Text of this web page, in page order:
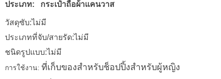
ประเภท: กระเป๋าถือผ้าแคนวาส
วัสดุซับ:ไม่มี
ประเภทที่จับ/สายรัด:ไม่มี
ชนิดรูปแบบ:ไม่มี
การใช้งาน: ที่เก็บของสำหรับช็อปปิ้งสำหรับผู้หญิง